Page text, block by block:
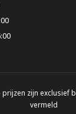
zijn exclusief
vermeld